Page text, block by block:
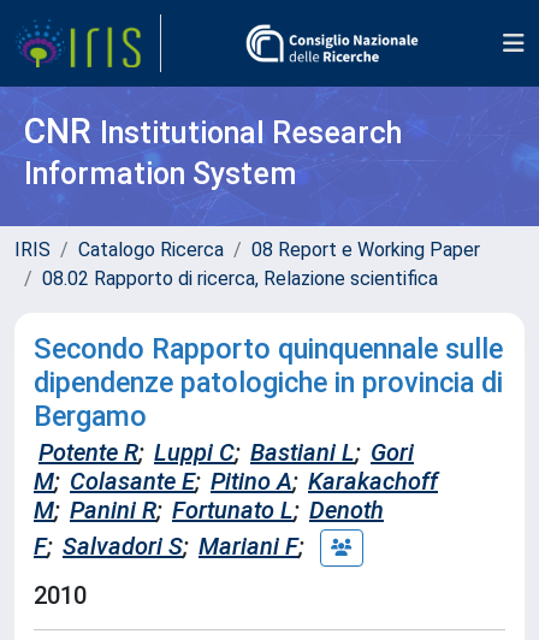
CNR Institutional Research
Information System
IRIS Catalogo Ricerca
08 Report e Working Paper
08.02 Rapporto di ricerca, Relazione scientifica
Secondo Rapporto quinquennale sulle
dipendenze patologiche in provincia di
Bergamo
Potente R; Luppi C; Bastiani L; Gori
M; Colasante E; Pitino A; Karakachoff
M; Panini R; Fortunato L; Denoth
F; Salvadori S; Mariani F;
2010